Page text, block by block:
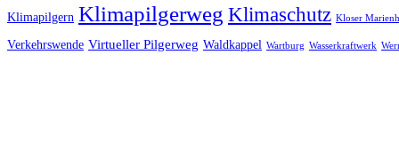
Klimapilgern Klimapilgerweg Klimaschutz Kloser
Verkehrswende Virtueller Pilgerweg Waldkappel Wartburg Wasserkraftwerk